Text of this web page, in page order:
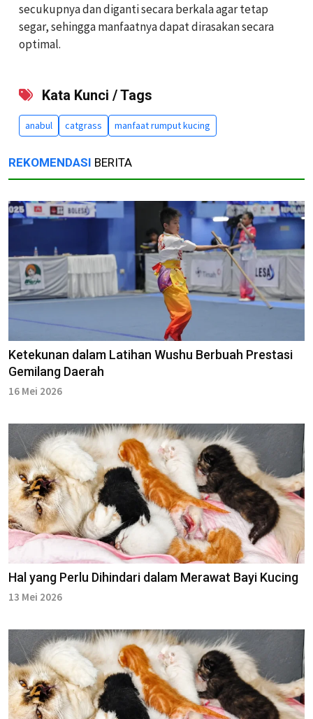
secukupnya dan diganti secara berkala agar tetap
segar, sehingga manfaatnya dapat dirasakan secara
optimal.
Kata Kunci / Tags
anabul catgrass manfaat rumput kucing
REKOMENDASI BERITA
Ketekunan dalam Latihan Wushu Berbuah Prestasi
Gemilang Daerah
16 Mei 2026
Hal yang Perlu Dihindari dalam Merawat Bayi Kucing
13 Mei 2026